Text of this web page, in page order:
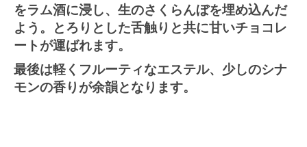
をラム酒に浸し、生のさくらんぼを埋め込んだ
よう。とろりとした舌触りと共に甘いチョコレ
ートが運ばれます。
最後は軽くフルーティなエステル、少しのシナ
モンの香りが余韻となります。